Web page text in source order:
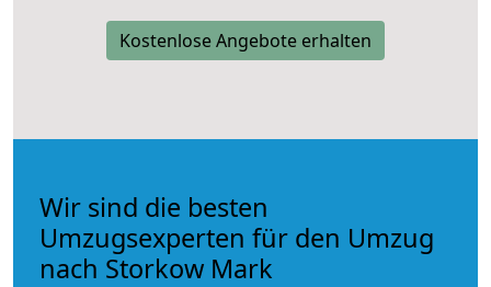
Kostenlose Angebote erhalten
Wir sind die besten
Umzugsexperten für den Umzug
nach Storkow Mark